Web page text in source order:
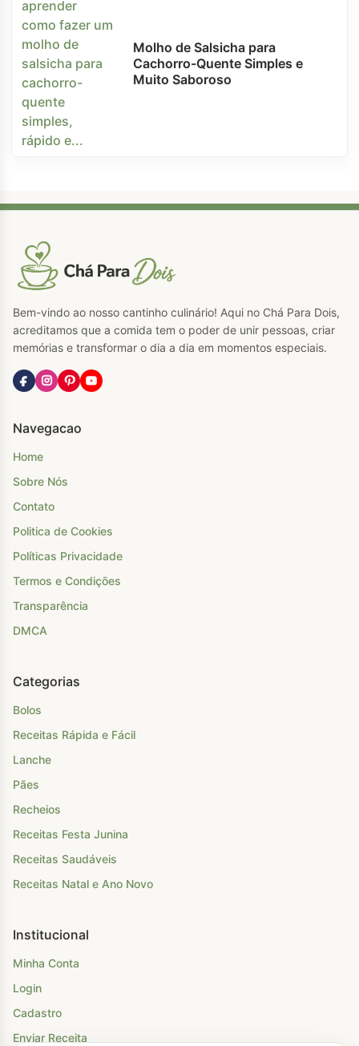
Molho de Salsicha para
Cachorro-Quente Simples e
Muito Saboroso
Bem-vindo ao nosso cantinho culinário! Aqui no Chá Para Dois,
acreditamos que a comida tem o poder de unir pessoas, criar
memórias e transformar o dia a dia em momentos especiais.
Navegacao
Home
Sobre Nós
Contato
Politica de Cookies
Políticas Privacidade
Termos e Condições
Transparência
DMCA
Categorias
Bolos
Receitas Rápida e Fácil
Lanche
Pães
Recheios
Receitas Festa Junina
Receitas Saudáveis
Receitas Natal e Ano Novo
Institucional
Minha Conta
Login
Cadastro
Enviar Receita